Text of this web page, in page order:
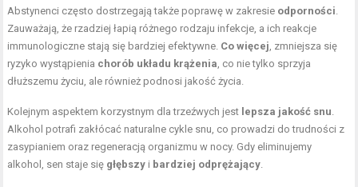
Abstynenci często dostrzegają także poprawę w zakresie odporności
Zauważają, że rzadziej łapią różnego rodzaju infekcje, a ich reakcje
immunologiczne stają się bardziej efektywne. Co więcej , zmniejsza się
ryzyko wystąpienia chorób układu krążenia , co nie tylko sprzyja
dłuższemu życiu, ale również podnosi jakość życia.
Kolejnym aspektem korzystnym dla trzeźwych jest lepsza jakość snu
Alkohol potrafi zakłócać naturalne cykle snu, co prowadzi do trudności z
zasypianiem oraz regeneracją organizmu w nocy. Gdy eliminujemy
alkohol, sen staje się głębszy i bardziej odprężający